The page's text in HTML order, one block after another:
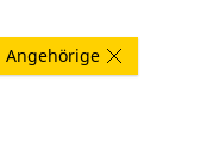
Angehörige